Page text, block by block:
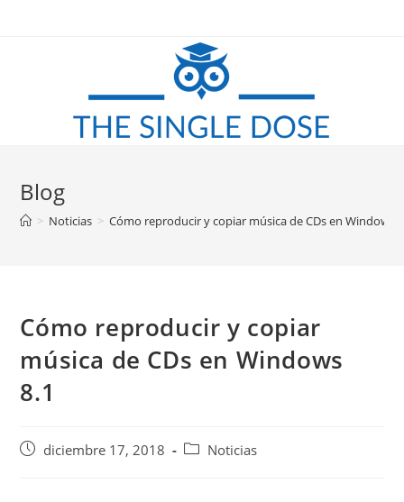
Blog
> Noticias > Cómo reproducir y copiar música de CDs en Windows
Cómo reproducir y copiar
música de CDs en Windows
8.1
Publicación
diciembre 17, 2018
Categoría
Noticias